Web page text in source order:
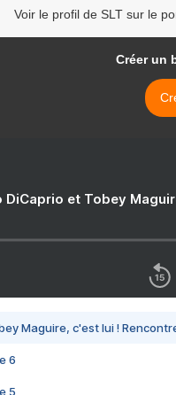
Voir le profil de SLT sur le
Créer un
DiCaprio et Tobey
Maguire, c'est lui !
6
5